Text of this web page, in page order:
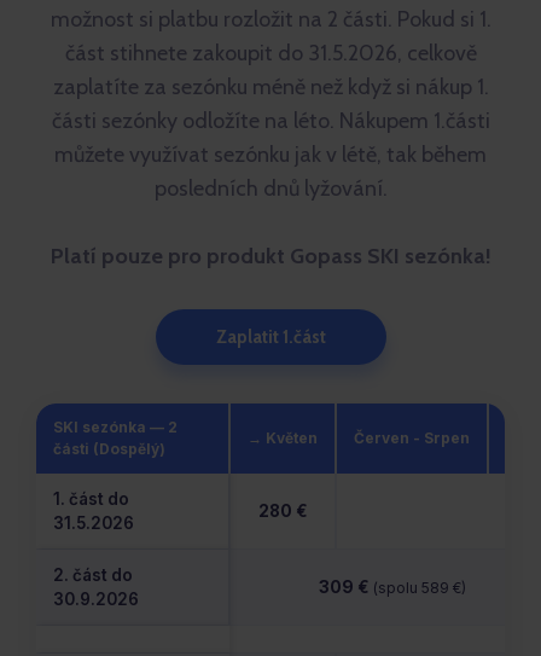
možnost si platbu rozložit na 2 části. Pokud si 1.
část stihnete zakoupit do 31.5.2026, celkově
zaplatíte za sezónku méně než když si nákup 1.
části sezónky odložíte na léto. Nákupem 1.části
můžete využívat sezónku jak v létě, tak během
posledních dnů lyžování.
Platí pouze pro produkt Gopass SKI sezónka!
Zaplatit 1.část
SKI sezónka — 2
části (Dospělý)
→ Květen Červen - Srpen
1. část do
31.5.2026
280 €
2. část do
30.9.2026
309 € (spolu 589 €)